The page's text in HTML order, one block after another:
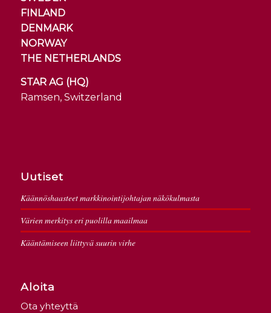
FINLAND
DENMARK
NORWAY
THE NETHERLANDS
STAR AG (HQ)
Ramsen, Switzerland
Uutiset
Käännöshaasteet markkinointijohtajan näkökulmasta
Värien merkitys eri puolilla maailmaa
Kääntämiseen liittyvä suurin virhe
Aloita
Ota yhteyttä